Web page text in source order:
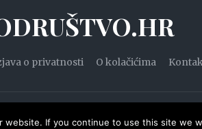
o privatnosti O kolačićima
If you continue to use this site we